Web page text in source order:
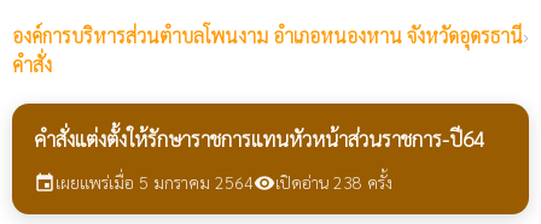
องค์การบริหารส่วนตำบลโพนงาม อำเภอหนองหาน จังหวัดอุดรธานี›
คำสั่ง
คำสั่งแต่งตั้งให้รักษาราชการแทนหัวหน้าส่วนราชการ-ปี64
eventเผยแพร่เมื่อ 5 มกราคม 2564visibilityเปิดอ่าน 238 ครั้ง